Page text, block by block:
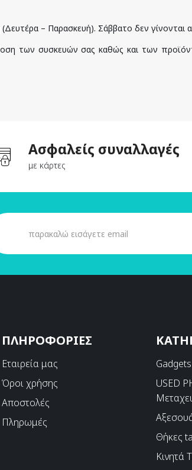
– Παρασκευή). Σάββατο δεν γίνονται
των συσκευών σας καθώς και των
Ασφαλείς συναλλαγές
με κάρτες
ΠΛΗΡΟΦΟΡΙΕΣ
Εταιρεία μας
Όροι χρήσης
Αποστολές
Πληρωμές
Gadgets
USED
Θήκες
Κινητά